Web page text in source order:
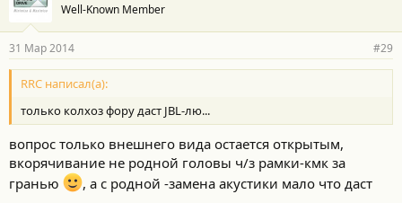
Well-Known Member
31 Мар 2014 #29
RRC написал(а):
только колхоз фору даст JBL-лю...
вопрос только внешнего вида остается открытым,
вкорячивание не родной головы ч/з рамки-кмк за
гранью
, а с родной -замена акустики мало что даст